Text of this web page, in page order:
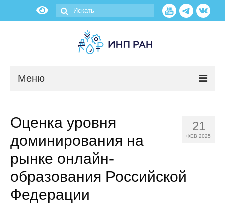
Меню
О нас
Об институте
Научные подразделения
Администрация
21
ФЕВ 2025
Оценка уровня
доминирования на
рынке онлайн-
образования Российской
Федерации